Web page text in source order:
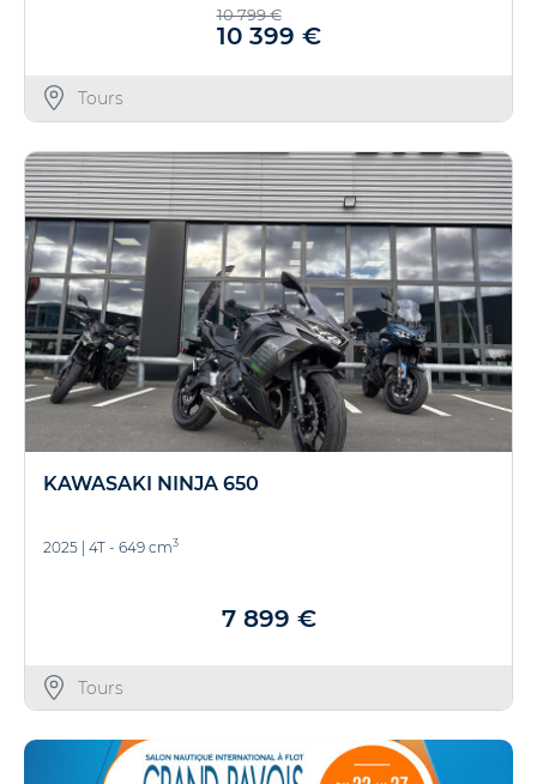
10 799 €
10 399 €
Tours
KAWASAKI NINJA 650
2025 | 4T - 649 cm3
7 899 €
Tours